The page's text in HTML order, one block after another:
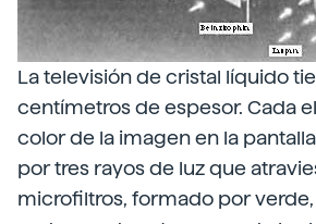
La televisión de cristal líquido
centímetros de espesor. Cada
color de la imagen en la
por tres rayos de luz que
microfiltros, formado por verde,